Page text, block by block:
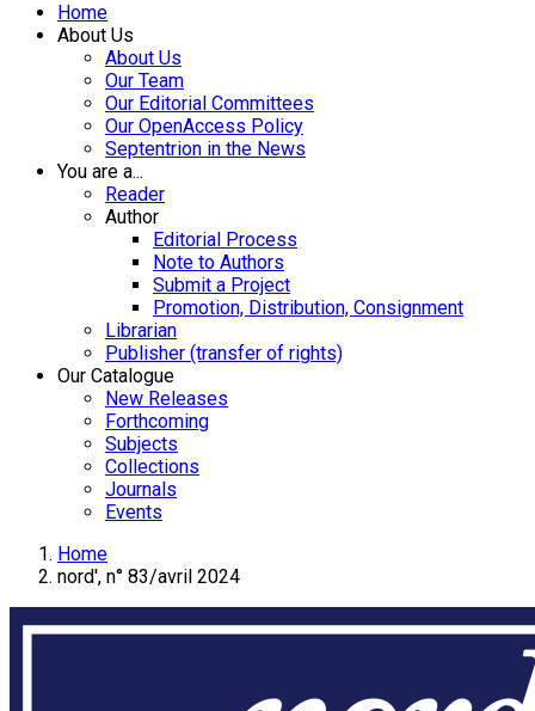
Home
About Us
About Us
Our Team
Our Editorial Committees
Our OpenAccess Policy
Septentrion in the News
You are a...
Reader
Author
Editorial Process
Note to Authors
Submit a Project
Promotion, Distribution, Consignment
Librarian
Publisher (transfer of rights)
Our Catalogue
New Releases
Forthcoming
Subjects
Collections
Journals
Events
Home
nord', n° 83/avril 2024